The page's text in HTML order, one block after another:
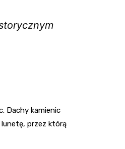
Dachy kamienic
przez którą